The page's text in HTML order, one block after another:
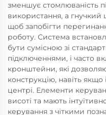
зменшує стомлюваність
використання, а
щоб запобігти
роботу. Система
бути сумісною зі
підключеннями, і часто
кронштейни, які
конструкцію, навіть якщо
центрі. Елементи
висоті та мають
керування з чіткими